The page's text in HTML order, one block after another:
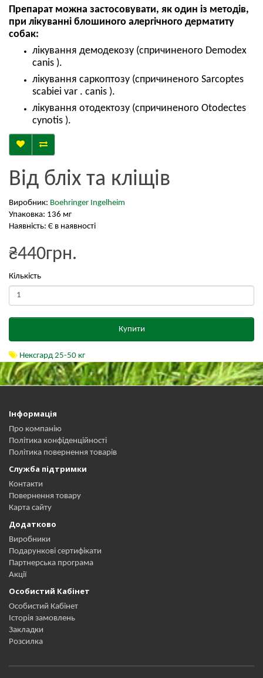
Препарат можна застосовувати, як один із методів,
при лікуванні блошиного алергічного дерматиту
собак:
лікування демодекозу (спричиненого Demodex
canis ).
лікування саркоптозу (спричиненого Sarcoptes
scabiei var . canis ).
лікування отодектозу (спричиненого Otodectes
cynotis ).
Від бліх та кліщів
Виробник: Boehringer Ingelheim
Упаковка: 136 мг
Наявність: Є в наявності
₴440грн.
Кількість
Купити
Нексгард 25-50 кг
Інформація
Про компанію
Політика конфіденційності
Політика повернення товарів
Служба підтримки
Контакти
Повернення товару
Карта сайту
Додатково
Виробники
Подарункові сертифікати
Партнерська програма
Акції
Особистий Кабінет
Особистий Кабінет
Історія замовлень
Закладки
Розсилка